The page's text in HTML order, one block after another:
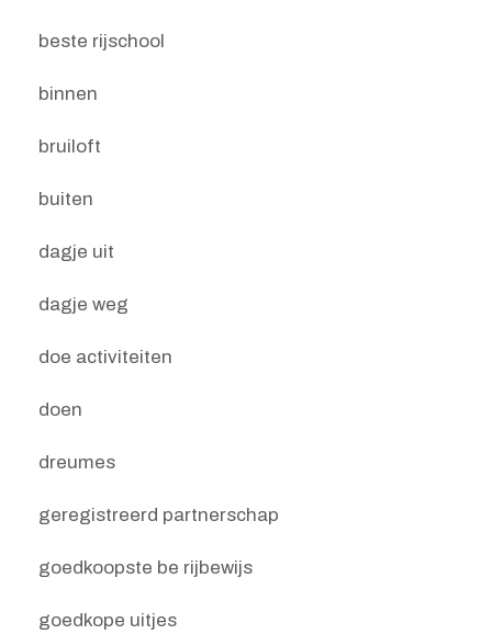
beste rijschool
binnen
bruiloft
buiten
dagje uit
dagje weg
doe activiteiten
doen
dreumes
geregistreerd partnerschap
goedkoopste be rijbewijs
goedkope uitjes